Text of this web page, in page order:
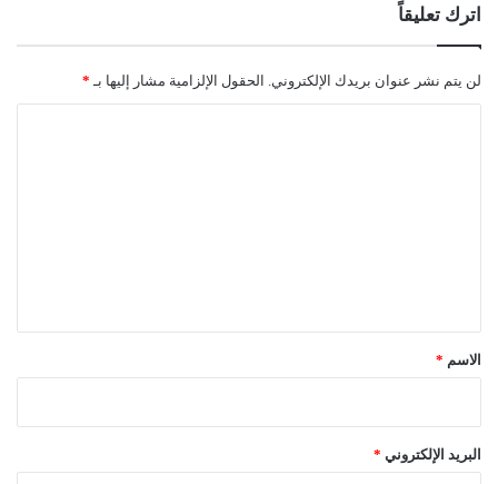
اترك تعليقاً
لن يتم نشر عنوان بريدك الإلكتروني. الحقول الإلزامية مشار إليها بـ *
*الاسم *
البريد الإلكتروني *